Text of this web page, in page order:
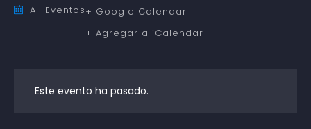
All Eventos+ Google Calendar
+ Agregar a iCalendar
Este evento ha pasado.